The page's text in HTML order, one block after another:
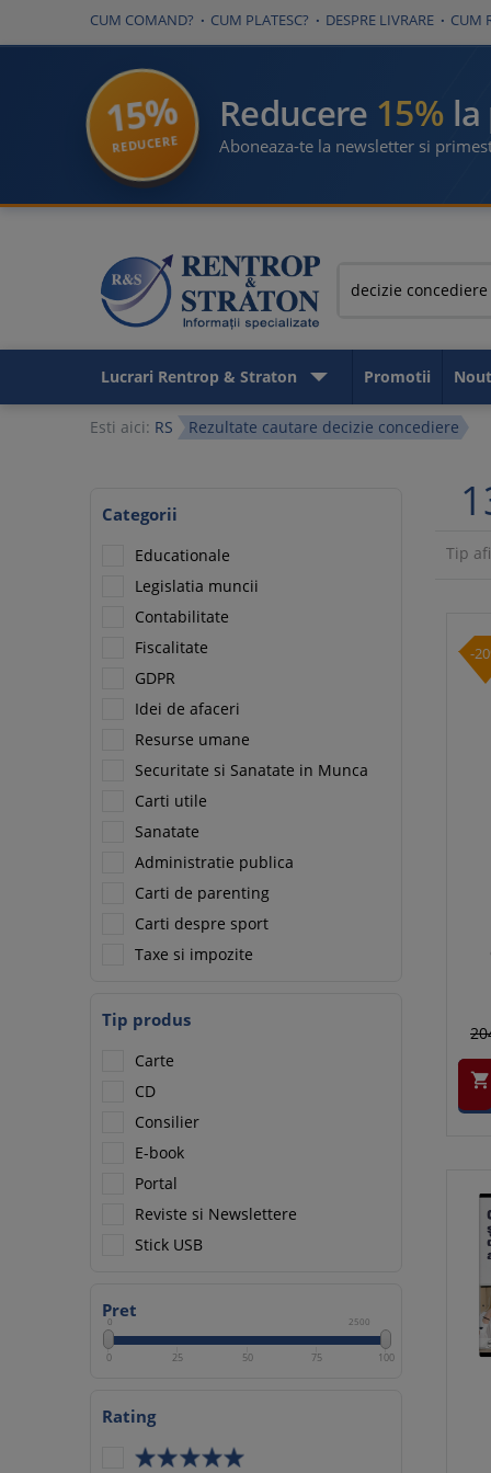
CUM COMAND? CUM PLATESC? DESPRE LIVRARE CUM
15%
REDUCERE
Reducere 15%
Aboneaza-te la newsletter si
Lucrari Rentrop & Straton Promotii
Esti aici: RS Rezultate cautare decizie concediere
Categorii
Educationale
Legislatia muncii
Contabilitate
Fiscalitate
GDPR
Idei de afaceri
Resurse umane
Securitate si Sanatate in Munca
Carti utile
Sanatate
Administratie publica
Carti de parenting
Carti despre sport
Taxe si impozite
Tip produs
Carte
CD
Consilier
E-book
Portal
Reviste si Newslettere
Stick USB
Pret
0 2500
0 25 50 75 100
Rating
Tip
-
